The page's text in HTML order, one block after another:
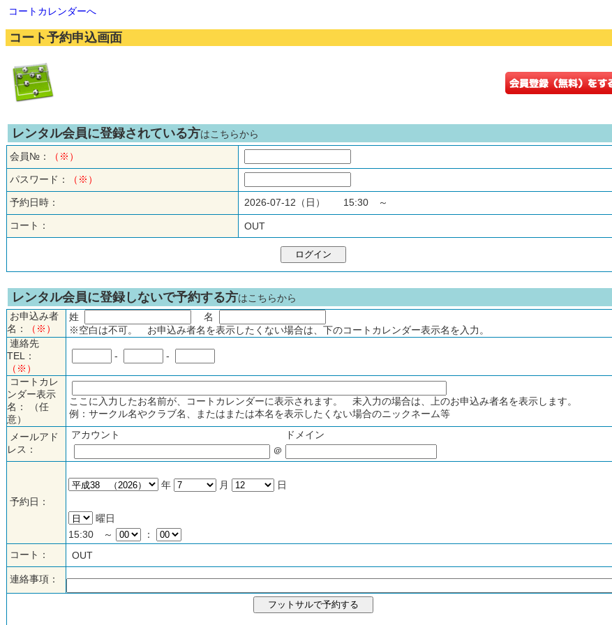
コートカレンダーへ
コート予約申込画面
レンタル会員に登録されている方はこちらから
会員№：
（※）
パスワード： （※）
予約日時： 2026-07-12（日） 15:30 ～
コート： OUT
レンタル会員に登録しないで予約する方はこちらから
お申込み者
名：
（※）
姓
名
※空白は不可。 お申込み者名を表示したくない場合は、下のコートカレンダー表示名を入力。
連絡先
TEL：
（※）
- -
コートカレ
ンダー表示
名： （任
意）
ここに入力したお名前が、コートカレンダーに表示されます。 未入力の場合は、上のお申込み者名を表示します。
例：サークル名やクラブ名、またはまたは本名を表示したくない場合のニックネーム等
メールアド
レス：
アカウント
ドメイン
＠
予約日：
年 月 日
曜日
15:30 ～
：
コート：
OUT
連絡事項：